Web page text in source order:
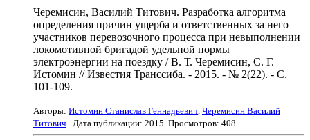
Черемисин, Василий Титович. Разработка алгоритма
определения причин ущерба и ответственных за него
участников перевозочного процесса при невыполнении
локомотивной бригадой удельной нормы
электроэнергии на поездку / В. Т. Черемисин, С. Г.
Истомин // Известия Транссиба. - 2015. - № 2(22). - С.
101-109.
Авторы: Истомин Станислав Геннадьевич Черемисин Василий
Титович . Дата публикации: 2015 . Просмотров: 408